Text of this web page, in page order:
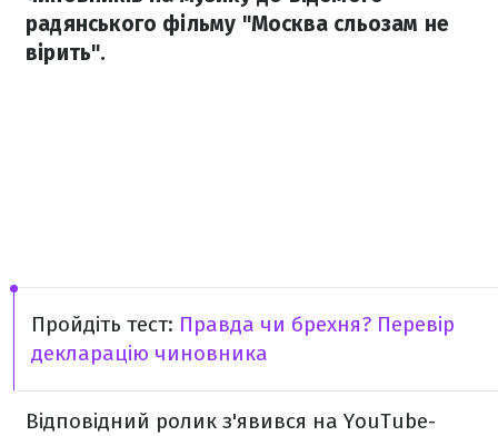
радянського фільму "Москва сльозам не
вірить".
Пройдіть тест: Правда чи брехня? Перевір
декларацію чиновника
Відповідний ролик з'явився на YouTube-